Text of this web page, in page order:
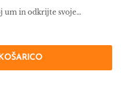
um in odkrijte svoje